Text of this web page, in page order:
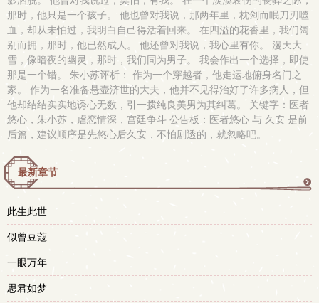
那时，他只是一个孩子。 他也曾对我说，那两年里，枕剑而眠刀刃噬
血，却从未怕过，我明白自己得活着回来。 在四溢的花香里，我们阔
别而拥，那时，他已然成人。 他还曾对我说，我心里有你。 漫天大
雪，像暗夜的幽灵，那时，我们同为男子。 我会作出一个选择，即使
那是一个错。 朱小苏评析： 作为一个穿越者，他走运地俯身名门之
家。 作为一名准备悬壶济世的大夫，他并不见得治好了许多病人，但
他却结结实实地诱心无数，引一拨纯良美男为其纠葛。 关键字：医者
悠心，朱小苏，虐恋情深，宫廷争斗 公告板：医者悠心 与 久安 是前
后篇，建议顺序是先悠心后久安，不怕剧透的，就忽略吧。
最新章节
此生此世
似曾豆蔻
一眼万年
思君如梦